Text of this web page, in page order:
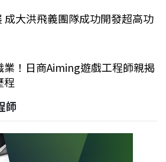
成大洪飛義團隊成功開發超高功
！日商Aiming遊戲工程師親揭
程
師